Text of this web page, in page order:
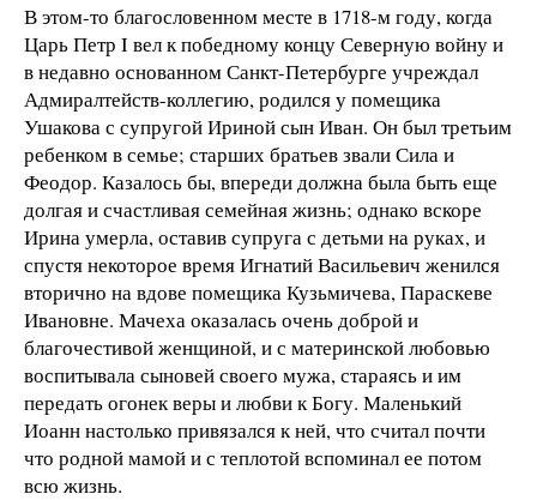
В этом-то благословенном месте в 1718-м году, когда
Царь Петр I вел к победному концу Северную войну и
в недавно основанном Санкт-Петербурге учреждал
Адмиралтейств-коллегию, родился у помещика
Ушакова с супругой Ириной сын Иван. Он был третьим
ребенком в семье; старших братьев звали Сила и
Феодор. Казалось бы, впереди должна была быть еще
долгая и счастливая семейная жизнь; однако вскоре
Ирина умерла, оставив супруга с детьми на руках, и
спустя некоторое время Игнатий Васильевич женился
вторично на вдове помещика Кузьмичева, Параскеве
Ивановне. Мачеха оказалась очень доброй и
благочестивой женщиной, и с материнской любовью
воспитывала сыновей своего мужа, стараясь и им
передать огонек веры и любви к Богу. Маленький
Иоанн настолько привязался к ней, что считал почти
что родной мамой и с теплотой вспоминал ее потом
всю жизнь.